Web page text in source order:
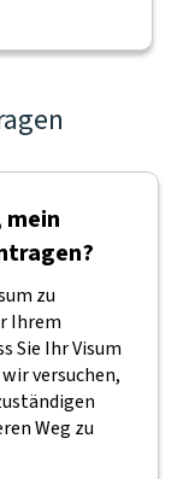
mein
zu
Ihrem
Sie Ihr Visum
versuchen,
Weg zu